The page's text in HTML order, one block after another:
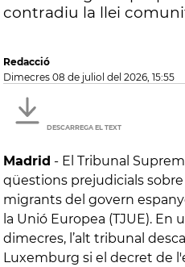
contradiu la llei
Redacció
dimecres 08 de juliol del 2026, 15:55
DESCARREGA EL TEXT
Madrid - El Tribunal
qüestions prejudicials
migrants del govern
la Unió Europea (TJUE).
dimecres, l’alt tribunal
Luxemburg si el decret de